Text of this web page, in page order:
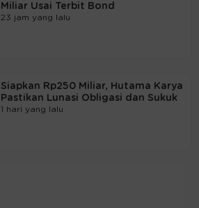
Miliar Usai Terbit Bond
23 jam yang lalu
Siapkan Rp250 Miliar, Hutama Karya
Pastikan Lunasi Obligasi dan Sukuk
1 hari yang lalu